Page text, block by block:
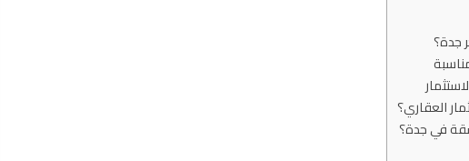
جدة؟
العقاري؟
شقة في جدة؟